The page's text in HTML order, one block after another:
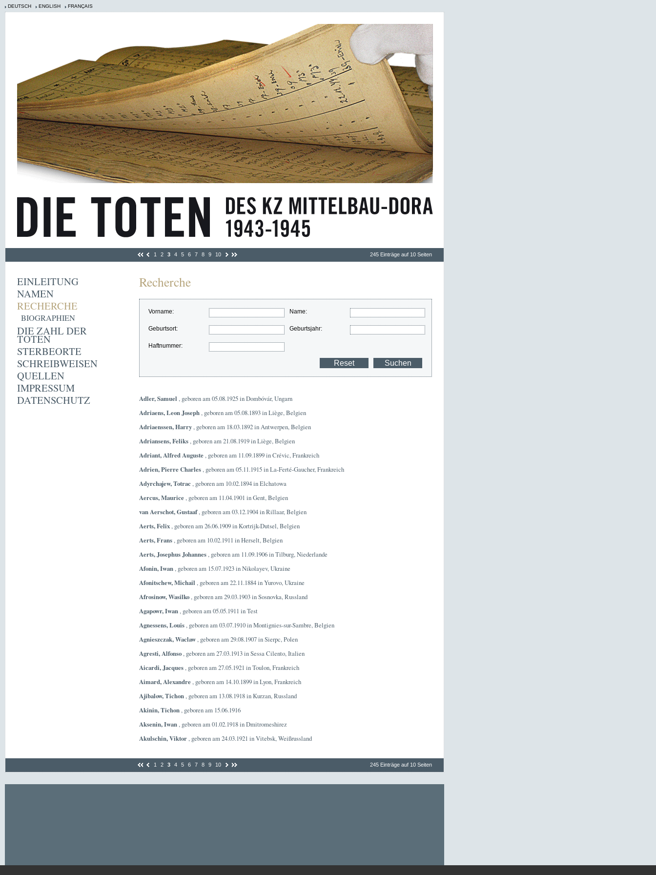
DEUTSCH ENGLISH FRANÇAIS
1 2 3 4 5 6 7 8 9 10 245 Einträge auf 10 Seiten
EINLEITUNG
NAMEN
RECHERCHE
BIOGRAPHIEN
DIE ZAHL DER
TOTEN
STERBEORTE
SCHREIBWEISEN
QUELLEN
IMPRESSUM
DATENSCHUTZ
Recherche
Vorname: Name:
Geburtsort: Geburtsjahr:
Haftnummer:
Adler, Samuel , geboren am 05.08.1925 in Dombóvár, Ungarn
Adriaens, Leon Joseph, geboren am 05.08.1893 in Liège, Belgien
Adriaenssen, Harry, geboren am 18.03.1892 in Antwerpen, Belgien
Adriansens, Feliks, geboren am 21.08.1919 in Liège, Belgien
Adriant, Alfred Auguste, geboren am 11.09.1899 in Crévic, Frankreich
Adrien, Pierre Charles, geboren am 05.11.1915 in La-Ferté-Gaucher, Frankreich
Adyrchajew, Totrac, geboren am 10.02.1894 in Elchatowa
Aercus, Maurice, geboren am 11.04.1901 in Gent, Belgien
van Aerschot, Gustaaf, geboren am 03.12.1904 in Rillaar, Belgien
Aerts, Felix, geboren am 26.06.1909 in Kortrijk-Dutsel, Belgien
Aerts, Frans, geboren am 10.02.1911 in Herselt, Belgien
Aerts, Josephus Johannes, geboren am 11.09.1906 in Tilburg, Niederlande
Afonin, Iwan, geboren am 15.07.1923 in Nikolayev, Ukraine
Afonitschew, Michail , geboren am 22.11.1884 in Yurovo, Ukraine
Afrosinow, Wasilko, geboren am 29.03.1903 in Sosnovka, Russland
Agapowr, Iwan, geboren am 05.05.1911 in Test
Agnessens, Louis, geboren am 03.07.1910 in Montignies-sur-Sambre, Belgien
Agnieszczak, Waclaw, geboren am 29.08.1907 in Sierpc, Polen
Agresti, Alfonso, geboren am 27.03.1913 in Sessa Cilento, Italien
Aicardi, Jacques, geboren am 27.05.1921 in Toulon, Frankreich
Aimard, Alexandre, geboren am 14.10.1899 in Lyon, Frankreich
Ajibalow, Tichon, geboren am 13.08.1918 in Kurzan, Russland
Akinin, Tichon, geboren am 15.06.1916
Aksenin, Iwan, geboren am 01.02.1918 in Dmitromeshirez
Akulschin, Viktor, geboren am 24.03.1921 in Vitebsk, Weißrussland
1 2 3 4 5 6 7 8 9 10 245 Einträge auf 10 Seiten